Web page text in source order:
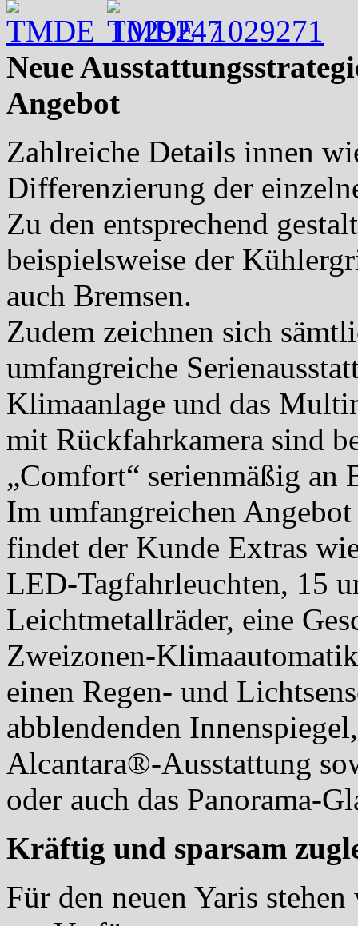
Neue
Angebot
Zahlreiche Details innen
Differenzierung der
Zu den entsprechend
beispielsweise der
auch Bremsen.
Zudem zeichnen sich
umfangreiche
Klimaanlage und das
mit Rückfahrkamera sind
„Comfort“ serienmäßig an
Im umfangreichen
findet der Kunde Extras
LED-Tagfahrleuchten, 15
Leichtmetallräder, eine
Zweizonen-
einen Regen- und
abblendenden
Alcantara®-Ausstattung
oder auch das Panorama-
Kräftig und sparsam
Für den neuen Yaris